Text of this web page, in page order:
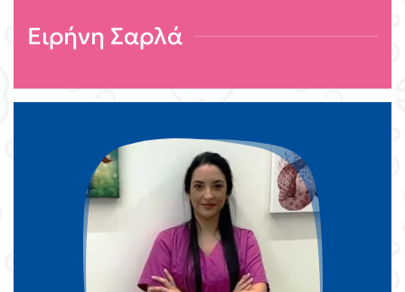
Ειρήνη Σαρλά